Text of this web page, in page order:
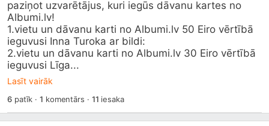
Albumi.lv!
1.vietu un dāvanu karti no Albumi.lv 50 Eiro vērtībā
ieguvusi Inna Turoka ar bildi:
2.vietu un dāvanu karti no Albumi.lv 30 Eiro vērtībā
ieguvusi Līga...
Lasīt vairāk
6patīk ·1 komentārs · 11 iesaka